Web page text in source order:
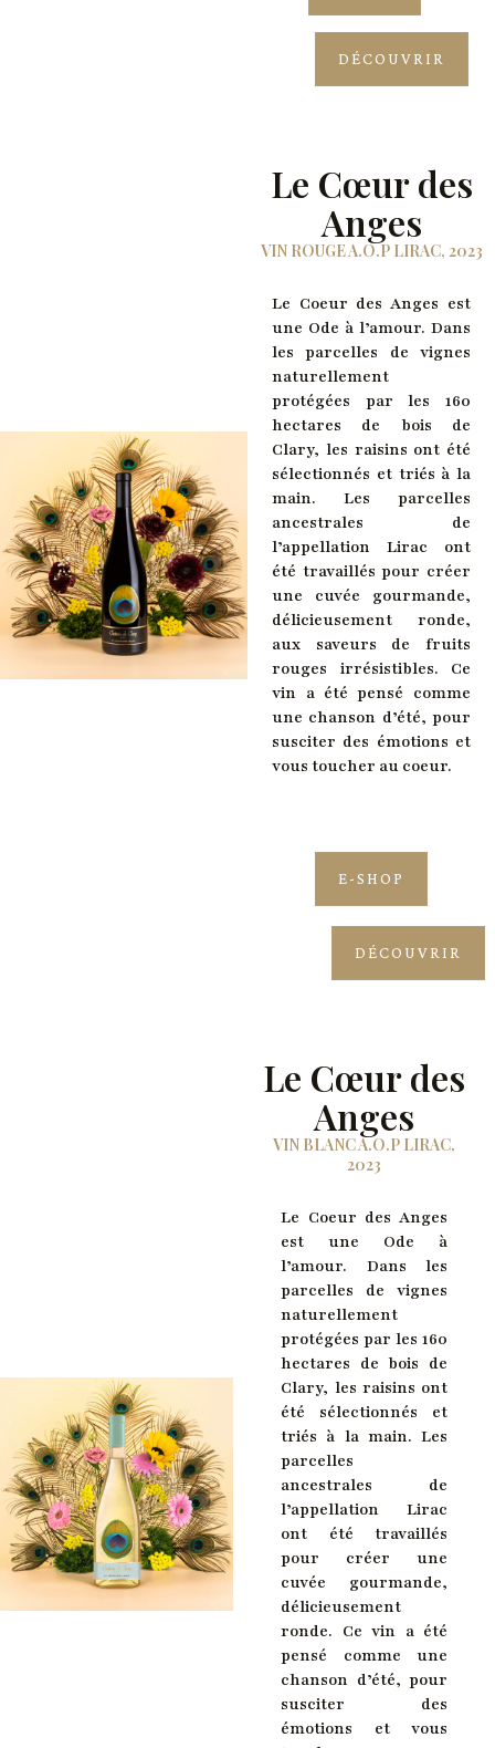
DÉCOUVRIR
Le Cœur des
Anges
VIN ROUGE A.O.P LIRAC, 2023
Le Coeur des Anges est
une Ode à l’amour. Dans
les parcelles de vignes
naturellement
protégées par les 160
hectares de bois de
Clary, les raisins ont été
sélectionnés et triés à la
main. Les parcelles
ancestrales de
l’appellation Lirac ont
été travaillés pour créer
une cuvée gourmande,
délicieusement ronde,
aux saveurs de fruits
rouges irrésistibles. Ce
vin a été pensé comme
une chanson d’été, pour
susciter des émotions et
vous toucher au coeur.
E-SHOP
DÉCOUVRIR
Le Cœur des
Anges
VIN BLANC A.O.P LIRAC,
2023
Le Coeur des Anges
est une Ode à
l’amour. Dans les
parcelles de vignes
naturellement
protégées par les 160
hectares de bois de
Clary, les raisins ont
été sélectionnés et
triés à la main. Les
parcelles
ancestrales de
l’appellation Lirac
ont été travaillés
pour créer une
cuvée gourmande,
délicieusement
ronde. Ce vin a été
pensé comme une
chanson d’été, pour
susciter des
émotions et vous